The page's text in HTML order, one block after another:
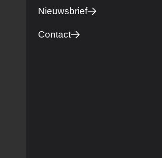
Nieuwsbrief
Contact